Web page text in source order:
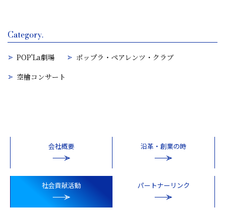
Category.
POP'La劇場
ポップラ・ペアレンツ・クラブ
空檜コンサート
会社概要 沿革・創業の時
社会貢献活動 パートナーリンク